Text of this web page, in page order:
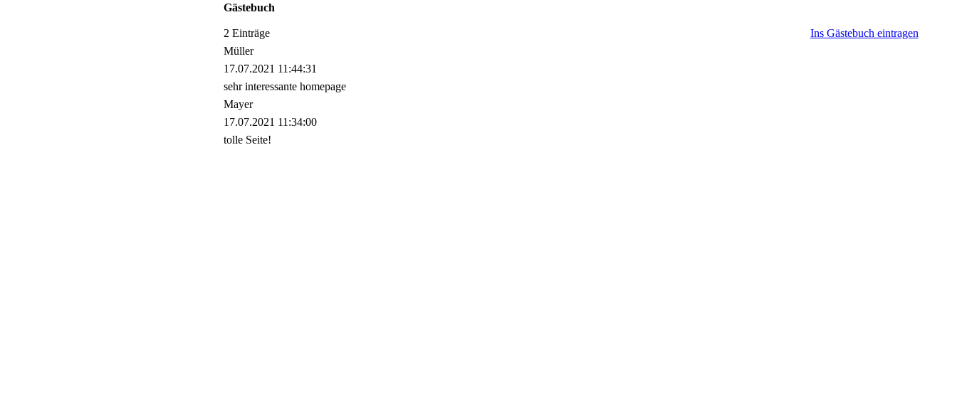
Gästebuch
2 Einträge
Ins Gästebuch eintragen
Müller
17.07.2021 11:44:31
sehr interessante homepage
Mayer
17.07.2021 11:34:00
tolle Seite!